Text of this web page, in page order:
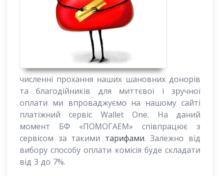
численні прохання наших шановних донорів
та благодійників для миттєвої і зручної
оплати ми впроваджуємо на нашому сайті
платіжний сервіс Wallet One. На даний
момент БФ «ПОМОГАЕМ» співпрацює з
сервісом за такими тарифами. Залежно від
вибору способу оплати комісія буде складати
від 3 до 7%.